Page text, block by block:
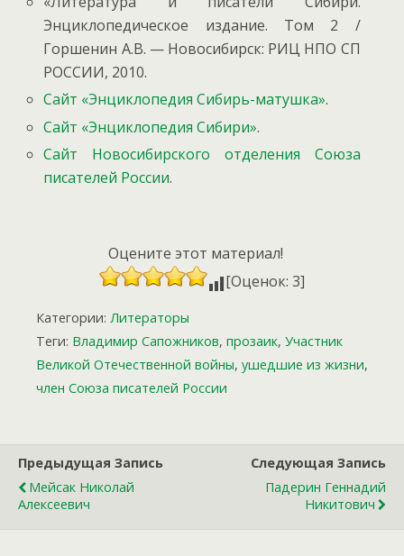
Энциклопедическое издание. Том 2 /
Горшенин А.В. — Новосибирск: РИЦ НПО СП
РОССИИ, 2010.
Сайт «Энциклопедия Сибирь-матушка».
Сайт «Энциклопедия Сибири».
Сайт Новосибирского отделения Союза
писателей России.
Оцените этот материал!
[Оценок: 3]
Категории: Литераторы
Теги: Владимир Сапожников, прозаик, Участник
Великой Отечественной войны, ушедшие из жизни,
член Союза писателей России
Предыдущая Запись
Мейсак Николай
Алексеевич
Следующая Запись
Падерин Геннадий
Никитович